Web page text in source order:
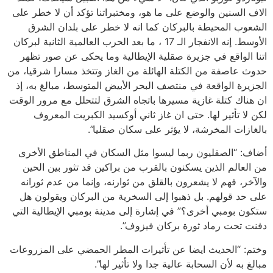
الاف السنين والوضع على ما هو، ومختبراتنا تؤكد أن لا خطر على
الشعوب المحيطة بالبركان كما انه لا خطر على بلدان الشرق
الأوسط. إنه الانفجار الـ 17 ، ما بعد الحرب العالمية الثانية لبركان
اتنا الواقع في جزيرة صقلية الإيطالية وما يحكى عن صور تظهر
حدوث عاصفة من الكتلة الهائلة من الغاز وتتخذ مسارا شرقيا، من
الجزيرة الواقعة في منتصف البحر الأبيض المتوسط، مبالغ به، إذ
ان هناك كتلة غازية مسيرها باتجاه الشرق لتتحلل مع مرور الوقت
لكن لا تأثير لها. حتى ان غاز ثاني أوكسيد الكبريت المعروف
بالغازات المخرشة، لا يؤثر على سكان صقليا”.
أضاف: “الصقليون ربما ليسوا مثل السكان في المناطق الأخرى
من العالم الذين يسكنون بالقرب من براكين قد تثور بين الحين
والآخر، فهم لا يشعرون بالقلق من ثوارنه، وإنما من عدم ثورانه
على حد قولهم. بل ذهبوا إلى السخرية من البركان ويقولون هل
ستكون بومبي أخرى؟” في إشارة إلى مدينة بومبي الإيطالية التي
دفنت تحت رماد ثورة بركان فيزوف”.
وختم: “الحديث ايضا عن تأثيرات المطر الحمضي على المزروعات
مبالغ به لأن السحابة عالية جدا ولا تأثير لها”.